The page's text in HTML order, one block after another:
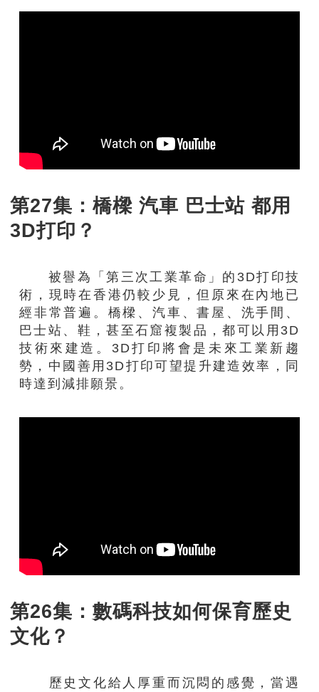
第27集：橋樑 汽車 巴士站 都用
3D打印？
被譽為「第三次工業革命」的3D打印技
術，現時在香港仍較少見，但原來在內地已
經非常普遍。橋樑、汽車、書屋、洗手間、
巴士站、鞋，甚至石窟複製品，都可以用3D
技術來建造。3D打印將會是未來工業新趨
勢，中國善用3D打印可望提升建造效率，同
時達到減排願景。
第26集：數碼科技如何保育歷史
文化？
歷史文化給人厚重而沉悶的感覺，當遇